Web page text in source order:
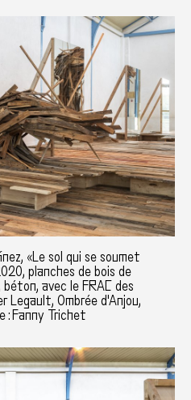
«Le sol qui se soumet
planches de bois de
avec le FRAC des
Legault, Ombrée d'Anjou,
: Fanny Trichet